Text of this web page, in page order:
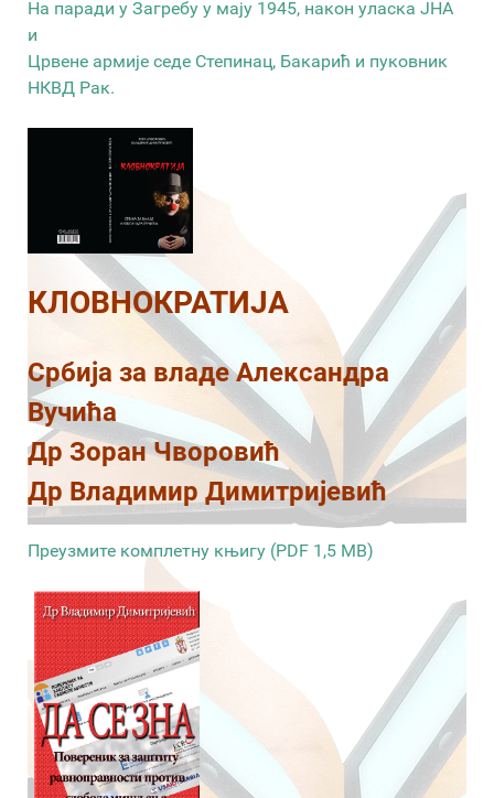
На паради у Загребу у мају 1945, након уласка ЈНА
и
Црвене армије седе Степинац, Бакарић и пуковник
НКВД Рак.
КЛОВНОКРАТИЈА
Србија за владе Александра
Вучића
Др Зоран Чворовић
Др Владимир Димитријевић
Преузмите комплетну књигу (PDF 1,5 MB)